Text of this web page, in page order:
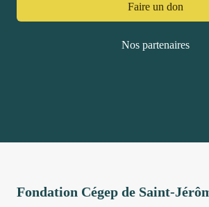
Faire un don
Nos partenaires
Fondation Cégep de Saint-